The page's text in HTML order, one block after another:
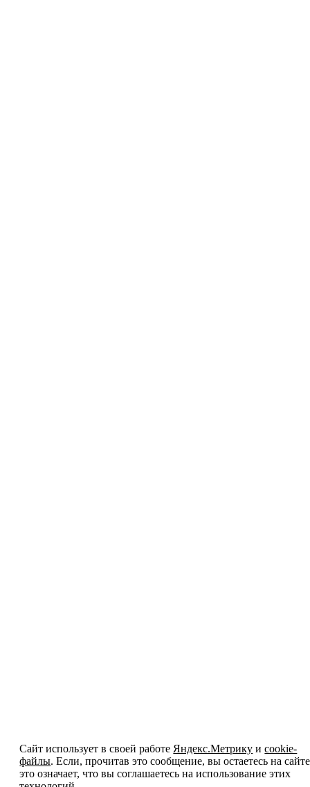
Сайт использует в своей работе Яндекс.Метрику иcookie-
файлы. Если, прочитав это сообщение, вы остаетесь на
это означает, что вы соглашаетесь на использование этих